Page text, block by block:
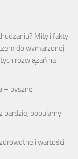
Mity i fakty
do wymarzonej
rozwiązań na
– pyszne i
bardziej popularny
i wartości